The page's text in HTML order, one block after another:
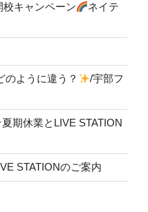
校キャンペーン
ネイテ
のように違う？
/宇部フ
期休業とLIVE STATION
STATIONのご案内